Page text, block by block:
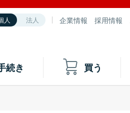
人 法人 企業情報 採用情報
続き 買う